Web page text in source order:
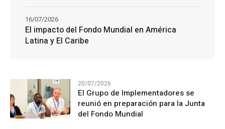
El impacto del Fondo Mundial en América
Latina y El Caribe
16/07/2026
20/07/2026
El Grupo de Implementadores se
reunió en preparación para la Junta
del Fondo Mundial